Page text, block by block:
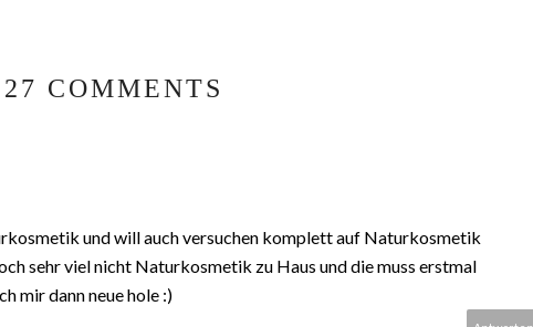
27 COMMENTS
und will auch versuchen komplett auf Naturkosmetik
sehr viel nicht Naturkosmetik zu Haus und die muss erstmal
mir dann neue hole :)